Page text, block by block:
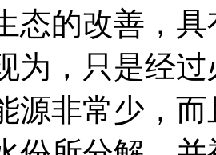
态的改善，
为，只是经
源非常少，